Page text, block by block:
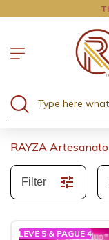
RAYZA
Filter
LEVE 5 & PAGUE 4